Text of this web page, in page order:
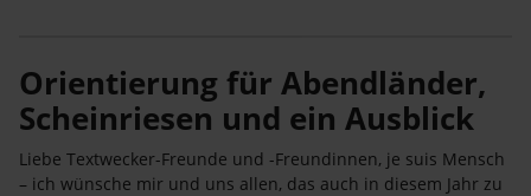
Orientierung für Abendländer,
Scheinriesen und ein Ausblick
Liebe Textwecker-Freunde und -Freundinnen, je suis Mensch
– ich wünsche mir und uns allen, das auch in diesem Jahr zu